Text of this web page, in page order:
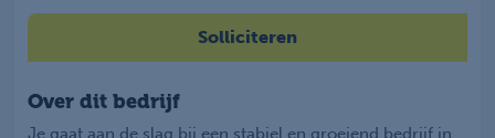
Solliciteren
Over dit bedrijf
Je gaat aan de slag bij een stabiel en groeiend bedrijf in